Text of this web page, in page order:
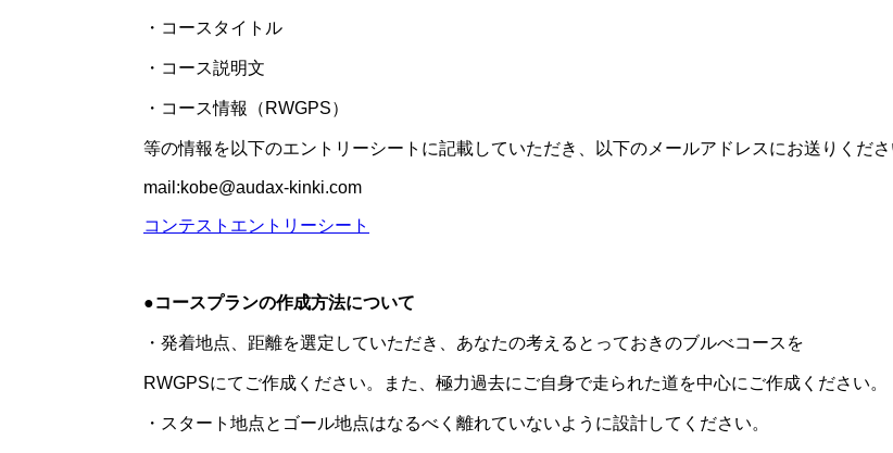
・コースタイトル
・コース説明文
・コース情報（RWGPS）
等の情報を以下のエントリーシートに記載していただき、以下のメールアドレスにお送りくださ
mail:kobe@audax-kinki.com
コンテストエントリーシート
●コースプランの作成方法について
・発着地点、距離を選定していただき、あなたの考えるとっておきのブルべコースを
RWGPSにてご作成ください。また、極力過去にご自身で走られた道を中心にご作成ください。
・スタート地点とゴール地点はなるべく離れていないように設計してください。